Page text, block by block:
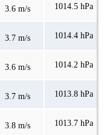
3.6 m/s 1014.5 hPa
3.7 m/s 1014.4 hPa
3.6 m/s 1014.2 hPa
3.7 m/s 1013.8 hPa
3.8 m/s 1013.7 hPa